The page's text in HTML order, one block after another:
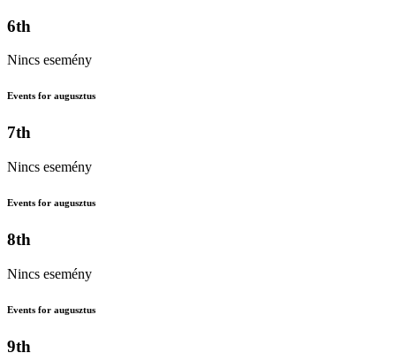
6th
Nincs esemény
Events for augusztus
7th
Nincs esemény
Events for augusztus
8th
Nincs esemény
Events for augusztus
9th